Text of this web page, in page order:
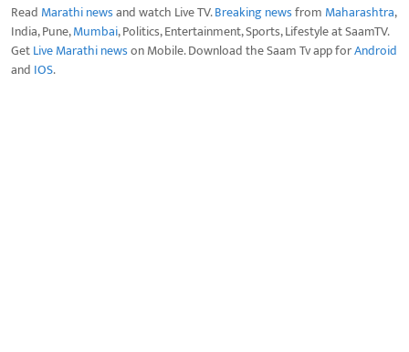
Read Marathi newsand watch Live TV.Breaking newsfrom Maharashtra,
India, Pune,Mumbai, Politics, Entertainment, Sports, Lifestyle at SaamTV.
GetLive Marathi newson Mobile. Download the Saam Tv app forAndroid
and IOS.